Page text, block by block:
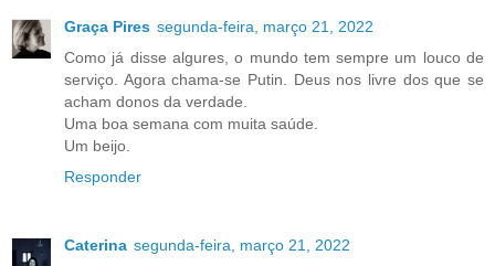
Graça Pires segunda-feira, março 21, 2022
Como já disse algures, o mundo tem sempre um louco de
serviço. Agora chama-se Putin. Deus nos livre dos que se
acham donos da verdade.
Uma boa semana com muita saúde.
Um beijo.
Responder
Caterina segunda-feira, março 21, 2022